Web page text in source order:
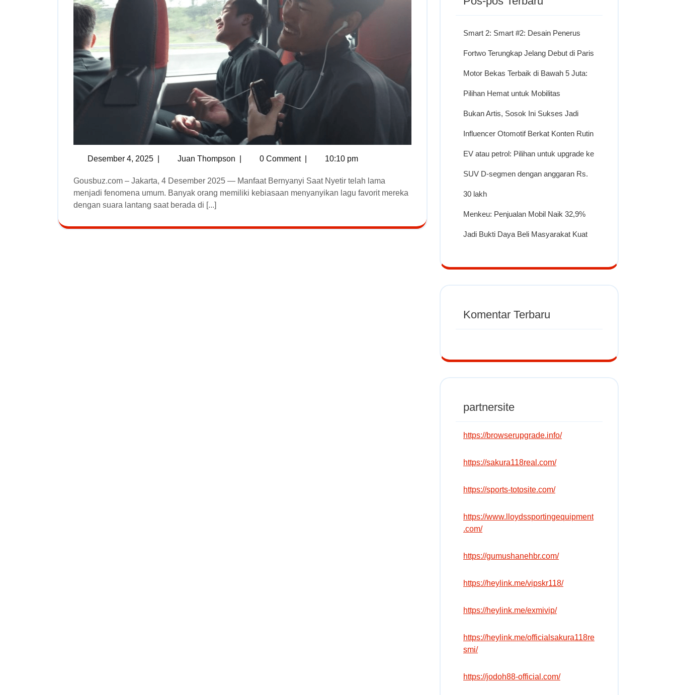
Desember 4, 2025 Juan Thompson 0 Comment 10:10 pm
Gousbuz.com – Jakarta, 4 Desember 2025 — Manfaat Bernyanyi Saat Nyetir telah lama
menjadi fenomena umum. Banyak orang memiliki kebiasaan menyanyikan lagu favorit mereka
dengan suara lantang saat berada di [...]
Smart 2: Smart #2: Desain Penerus
Fortwo Terungkap Jelang Debut di Paris
Motor Bekas Terbaik di Bawah 5 Juta:
Pilihan Hemat untuk Mobilitas
Bukan Artis, Sosok Ini Sukses Jadi
Influencer Otomotif Berkat Konten Rutin
EV atau petrol: Pilihan untuk upgrade ke
SUV D-segmen dengan anggaran Rs.
30 lakh
Menkeu: Penjualan Mobil Naik 32,9%
Jadi Bukti Daya Beli Masyarakat Kuat
Komentar Terbaru
partnersite
https://browserupgrade.info/
https://sakura118real.com/
https://sports-totosite.com/
https://www.lloydssportingequipment
.com/
https://gumushanehbr.com/
https://heylink.me/vipskr118/
https://heylink.me/exmivip/
https://heylink.me/officialsakura118re
smi/
https://jodoh88-official.com/